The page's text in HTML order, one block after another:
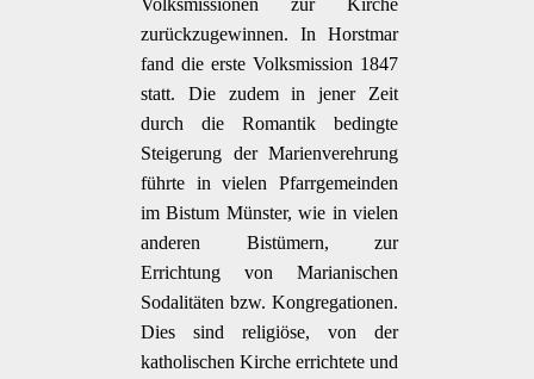
zurückzugewinnen. In Horstmar
fand die erste Volksmission 1847
statt. Die zudem in jener Zeit
durch die Romantik bedingte
Steigerung der Marienverehrung
führte in vielen Pfarrgemeinden
im Bistum Münster, wie in vielen
anderen Bistümern, zur
Errichtung von Marianischen
Sodalitäten bzw. Kongregationen.
Dies sind religiöse, von der
katholischen Kirche errichtete und